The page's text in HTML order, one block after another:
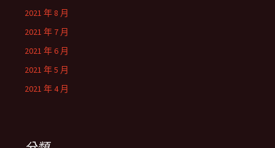
2021 年 8 月
2021 年 7 月
2021 年 6 月
2021 年 5 月
2021 年 4 月